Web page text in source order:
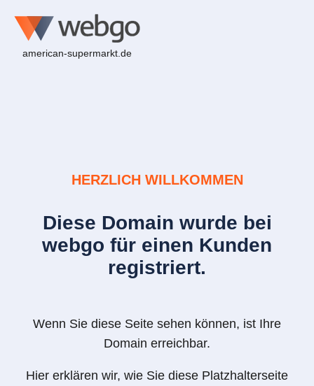
american-supermarkt.de
HERZLICH WILLKOMMEN
Diese Domain wurde bei
webgo für einen Kunden
registriert.
Wenn Sie diese Seite sehen können, ist Ihre
Domain erreichbar.
Hier erklären wir, wie Sie diese Platzhalterseite